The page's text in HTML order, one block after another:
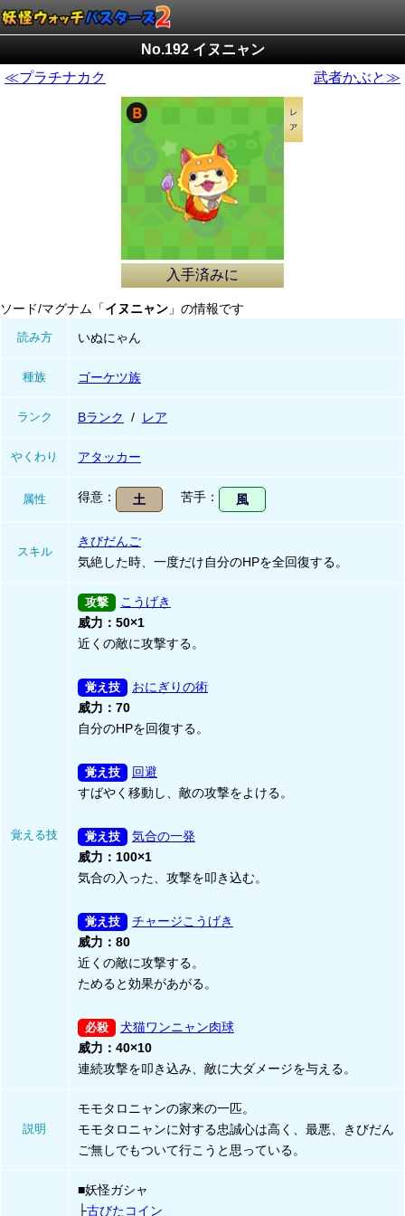
No.192 イヌニャン
≪プラチナカク
武者かぶと≫
入手済みに
ソード/マグナム「 イヌニャン 」の情報です
読み方 いぬにゃん
種族 ゴーケツ族
ランク Bランク レア
やくわり アタッカー
属性 得意 土 苦手 風
スキル
きびだんご
気絶した時、一度だけ自分のHPを全回復する。
覚える技
こうげき
威力：50×1
近くの敵に攻撃する。
おにぎりの術
威力：70
自分のHPを回復する。
回避
すばやく移動し、敵の攻撃をよける。
気合の一発
威力：100×1
気合の入った、攻撃を叩き込む。
チャージこうげき
威力：80
近くの敵に攻撃する。
ためると効果があがる。
犬猫ワンニャン肉球
威力：40×10
連続攻撃を叩き込み、敵に大ダメージを与える。
説明
モモタロニャンの家来の一匹。
モモタロニャンに対する忠誠心は高く、最悪、きびだん
ご無しでもついて行こうと思っている。
■妖怪ガシャ
├古びたコイン